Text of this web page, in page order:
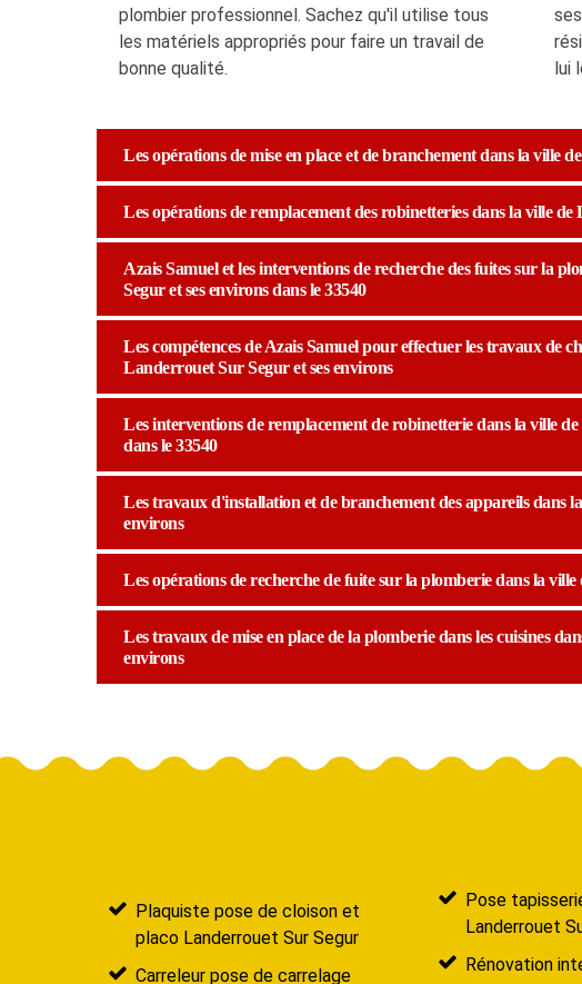
plombier professionnel. Sachez qu'il utilise tous
les matériels appropriés pour faire un travail de
bonne qualité.
lui
Les opérations de mise en place et de branchement dans la ville
Les opérations de remplacement des robinetteries dans la ville
Azais Samuel et les interventions de recherche des fuites sur la
Segur et ses environs dans le 33540
Les compétences de Azais Samuel pour effectuer les travaux de
Landerrouet Sur Segur et ses environs
Les interventions de remplacement de robinetterie dans la ville
dans le 33540
Les travaux d'installation et de branchement des appareils dans
environs
Les opérations de recherche de fuite sur la plomberie dans la
Les travaux de mise en place de la plomberie dans les cuisines
environs
Plaquiste pose de cloison et
placo Landerrouet Sur Segur
Carreleur pose de carrelage
Pose
Landerrouet
Rénovation